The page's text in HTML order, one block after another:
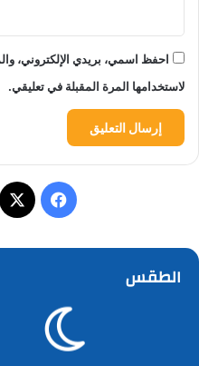
احفظ اسمي، بريدي الإلكتروني،
لاستخدامها المرة المقبلة في تعليقي.
فيسبوك
‫X
الطقس